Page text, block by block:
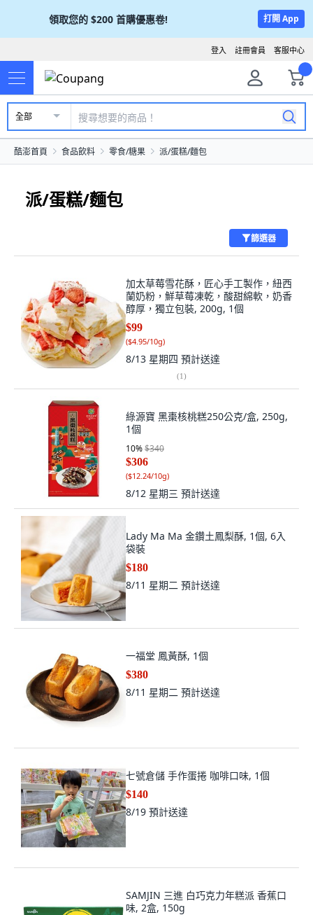
領取您的 $200 首購優惠卷! 打開 App
客服中心
註冊會員
登入
全部
酷澎首頁 食品飲料 零食/糖果 派/蛋糕/麵包
派/蛋糕/麵包
篩選器
加太草莓雪花酥，匠心手工製作，紐西
蘭奶粉，鮮草莓凍乾，酸甜綿軟，奶香
醇厚，獨立包裝, 200g, 1個
$99
($4.95/10g)
8/13 星期四 預計送達
(1)
綠源寶 黑棗核桃糕250公克/盒, 250g,
1個
10%$340
$306
($12.24/10g)
8/12 星期三 預計送達
Lady Ma Ma 金鑽土鳳梨酥, 1個, 6入
袋裝
$180
8/11 星期二 預計送達
一福堂 鳳黃酥, 1個
$380
8/11 星期二 預計送達
七號倉儲 手作蛋捲 咖啡口味, 1個
$140
8/19 預計送達
SAMJIN 三進 白巧克力年糕派 香蕉口
味, 2盒, 150g